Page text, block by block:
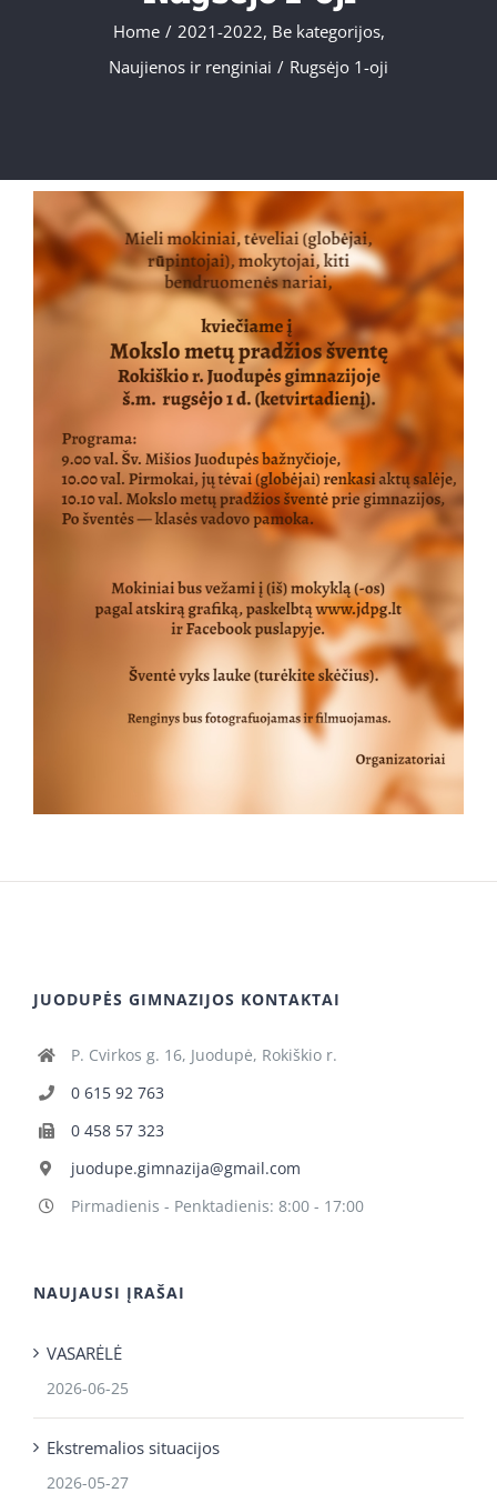
Home / 2021-2022, Be kategorijos,
Naujienos ir renginiai / Rugsėjo 1-oji
JUODUPĖS GIMNAZIJOS KONTAKTAI
P. Cvirkos g. 16, Juodupė, Rokiškio r.
0 615 92 763
0 458 57 323
juodupe.gimnazija@gmail.com
Pirmadienis - Penktadienis: 8:00 - 17:00
NAUJAUSI ĮRAŠAI
VASARĖLĖ
2026-06-25
Ekstremalios situacijos
2026-05-27